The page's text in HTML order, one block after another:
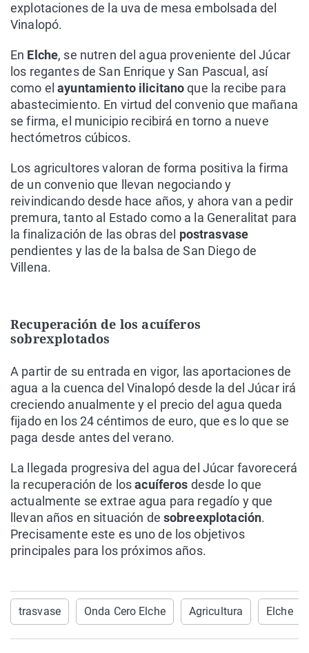
explotaciones de la uva de mesa embolsada del
Vinalopó.
En Elche, se nutren del agua proveniente del Júcar
los regantes de San Enrique y San Pascual, así
como elayuntamiento ilicitanoque la recibe para
abastecimiento. En virtud del convenio que mañana
se firma, el municipio recibirá en torno a nueve
hectómetros cúbicos.
Los agricultores valoran de forma positiva la firma
de un convenio que llevan negociando y
reivindicando desde hace años, y ahora van a pedir
premura, tanto al Estado como a la Generalitat para
la finalización de las obras del postrasvase
pendientes y las de la balsa de San Diego de
Villena.
Recuperación de los acuíferos
sobrexplotados
A partir de su entrada en vigor, las aportaciones de
agua a la cuenca del Vinalopó desde la del Júcar irá
creciendo anualmente y el precio del agua queda
fijado en los 24 céntimos de euro, que es lo que se
paga desde antes del verano.
La llegada progresiva del agua del Júcar favorecerá
la recuperación de losacuíferos desde lo que
actualmente se extrae agua para regadío y que
llevan años en situación de sobreexplotación.
Precisamente este es uno de los objetivos
principales para los próximos años.
trasvase Onda Cero Elche Agricultura Elche